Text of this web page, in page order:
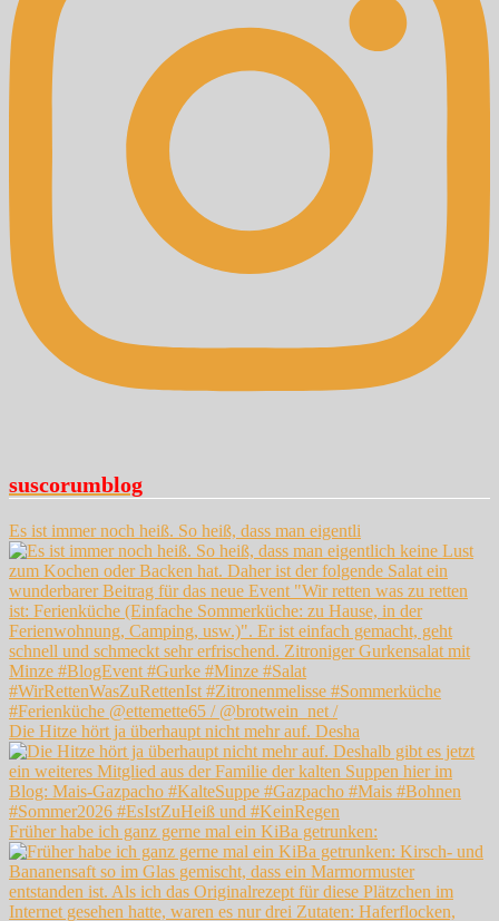
suscorumblog
Es ist immer noch heiß. So heiß, dass man eigentli
Die Hitze hört ja überhaupt nicht mehr auf. Desha
Früher habe ich ganz gerne mal ein KiBa getrunken: